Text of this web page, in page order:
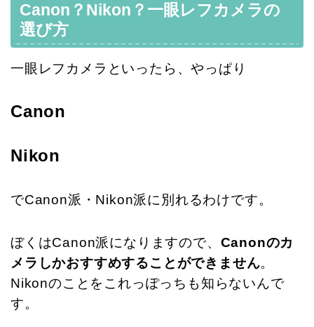
Canon？Nikon？一眼レフカメラの
選び方
一眼レフカメラといったら、やっぱり
Canon
Nikon
でCanon派・Nikon派に別れるわけです。
ぼくはCanon派になりますので、 Canonのカ
メラしかおすすめすることができません。
Nikonのことをこれっぽっちも知らないんで
す。